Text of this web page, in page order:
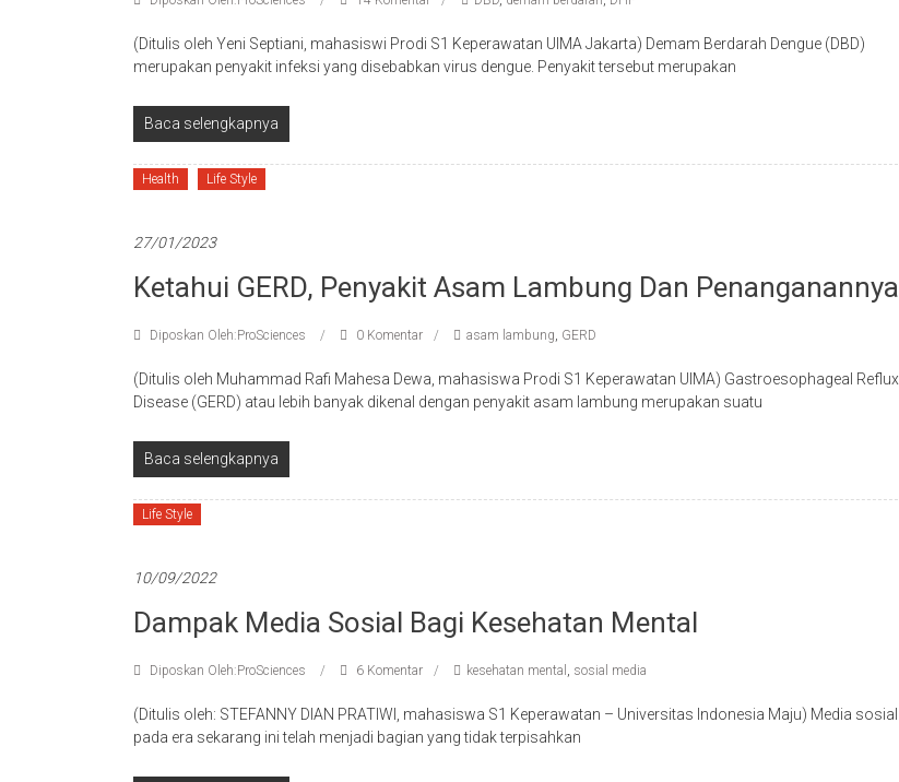
(Ditulis oleh Yeni Septiani, mahasiswi Prodi S1 Keperawatan UIMA Jakarta) Demam Berdarah Dengue (DBD)
merupakan penyakit infeksi yang disebabkan virus dengue. Penyakit tersebut merupakan
Baca selengkapnya
Health Life Style
27/01/2023
Ketahui GERD, Penyakit Asam Lambung Dan Penanganannya
Diposkan Oleh:ProSciences 0 Komentar asam lambung, GERD
(Ditulis oleh Muhammad Rafi Mahesa Dewa, mahasiswa Prodi S1 Keperawatan UIMA) Gastroesophageal Reflux
Disease (GERD) atau lebih banyak dikenal dengan penyakit asam lambung merupakan suatu
Baca selengkapnya
Life Style
10/09/2022
Dampak Media Sosial Bagi Kesehatan Mental
Diposkan Oleh:ProSciences 6 Komentar kesehatan mental , sosial media
(Ditulis oleh: STEFANNY DIAN PRATIWI, mahasiswa S1 Keperawatan – Universitas Indonesia Maju) Media sosial
pada era sekarang ini telah menjadi bagian yang tidak terpisahkan